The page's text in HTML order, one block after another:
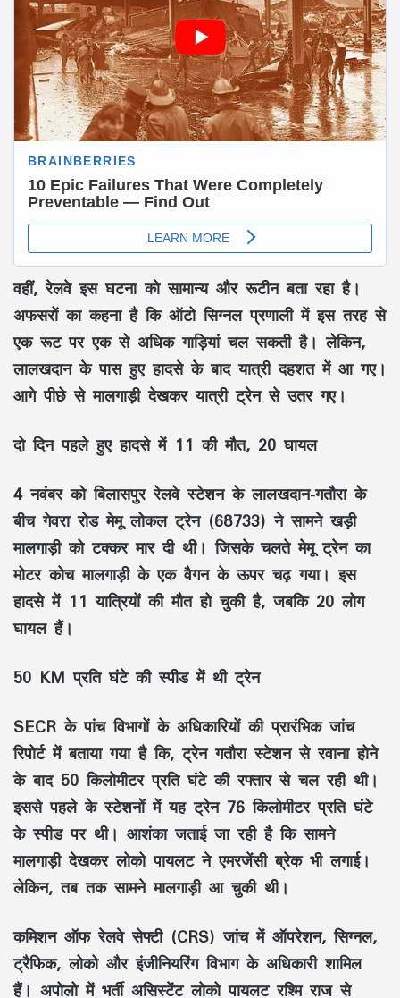
वहीं, रेलवे इस घटना को सामान्य और रूटीन बता रहा है।
अफसरों का कहना है कि ऑटो सिग्नल प्रणाली में इस तरह से
एक रूट पर एक से अधिक गाड़ियां चल सकती है। लेकिन,
लालखदान के पास हुए हादसे के बाद यात्री दहशत में आ गए।
आगे पीछे से मालगाड़ी देखकर यात्री ट्रेन से उतर गए।
दो दिन पहले हुए हादसे में 11 की मौत, 20 घायल
4 नवंबर को बिलासपुर रेलवे स्टेशन के लालखदान-गतौरा के
बीच गेवरा रोड मेमू लोकल ट्रेन (68733) ने सामने खड़ी
मालगाड़ी को टक्कर मार दी थी। जिसके चलते मेमू ट्रेन का
मोटर कोच मालगाड़ी के एक वैगन के ऊपर चढ़ गया। इस
हादसे में 11 यात्रियों की मौत हो चुकी है, जबकि 20 लोग
घायल हैं।
50 KM प्रति घंटे की स्पीड में थी ट्रेन
SECR के पांच विभागों के अधिकारियों की प्रारंभिक जांच
रिपोर्ट में बताया गया है कि, ट्रेन गतौरा स्टेशन से रवाना होने
के बाद 50 किलोमीटर प्रति घंटे की रफ्तार से चल रही थी।
इससे पहले के स्टेशनों में यह ट्रेन 76 किलोमीटर प्रति घंटे
के स्पीड पर थी। आशंका जताई जा रही है कि सामने
मालगाड़ी देखकर लोको पायलट ने एमरजेंसी ब्रेक भी लगाई।
लेकिन, तब तक सामने मालगाड़ी आ चुकी थी।
कमिशन ऑफ रेलवे सेफ्टी (CRS) जांच में ऑपरेशन, सिग्नल,
ट्रैफिक, लोको और इंजीनियरिंग विभाग के अधिकारी शामिल
हैं। अपोलो में भर्ती असिस्टेंट लोको पायलट रश्मि राज से